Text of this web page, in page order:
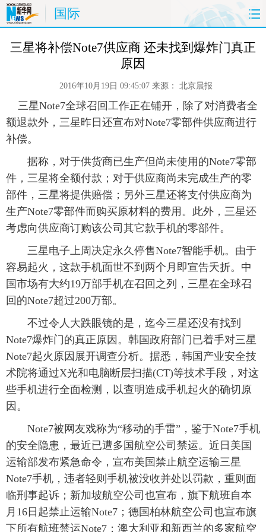
国际
首页 时政 国际 财经
时尚 思客 地方 法治
港澳
科技 能源 房产 公司
图片 视频 彩票 食品
旅游 健康 信息化
金融 公益 军事 无人机
富媒体 摄影 新华广播
新华电视中文 新华电视英文 返回PC
三星将补偿Note7供应商 还未找到爆炸门真正
原因
2016年10月19日 09:45:07 来源： 北京晨报
三星Note7全球召回工作正在铺开，除了对消费者全
额退款外，三星昨日还宣布对Note7零部件供应商进行
补偿。
据称，对于供货商已生产但尚未使用的Note7零部
件，三星将全额付款；对于供应商尚未完成生产的零
部件，三星将提供赔偿；另外三星还将支付供应商为
生产Note7零部件而购买原材料的费用。此外，三星还
考虑向供应商订购该公司其它款手机的零部件。
三星电子上周决定永久停售Note7智能手机。由于
容易起火，这款手机面世不到两个月即宣告夭折。中
国市场有大约19万部手机在召回之列，三星在全球召
回的Note7超过200万部。
不过令人大跌眼镜的是，迄今三星还没有找到
Note7爆炸门的真正原因。韩国政府部门已着手对三星
Note7起火原因展开调查分析。据悉，韩国产业安全技
术院将通过X光和电脑断层扫描(CT)等技术手段，对这
些手机进行全面检测，以查明造成手机起火的确切原
因。
Note7被网友戏称为“移动的手雷”，鉴于Note7手机
的安全隐患，最近已遭多国航空公司禁运。近日美国
运输部发布紧急命令，宣布美国禁止航空运输三星
Note7手机，违者轻则手机被没收并处以罚款，重则面
临刑事起诉；新加坡航空公司也宣布，旗下航班自本
月16日起禁止运输Note7；德国柏林航空公司也宣布旗
下所有航班禁运Note7；澳大利亚和新西兰的多家航空